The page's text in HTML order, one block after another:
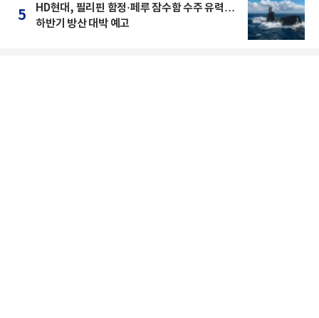
5
HD현대, 필리핀 함정·페루 잠수함 수주 유력…
하반기 방산 대박 예고